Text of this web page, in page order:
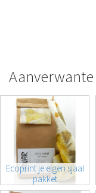
Ecoprint je eigen sjaal
pakket